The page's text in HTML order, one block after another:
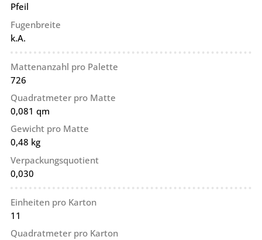
Pfeil
Fugenbreite
k.A.
Mattenanzahl pro Palette
726
Quadratmeter pro Matte
0,081 qm
Gewicht pro Matte
0,48 kg
Verpackungsquotient
0,030
Einheiten pro Karton
11
Quadratmeter pro Karton